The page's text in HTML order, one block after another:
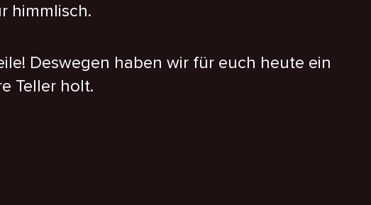
himmlisch.
Deswegen haben wir für euch heute ein
Teller holt.